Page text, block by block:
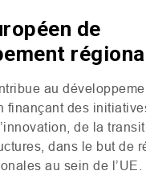
de
au
finançant des
de la
dans le but de
au sein de l’UE